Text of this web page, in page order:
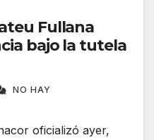
Fullana
bajo la tutela
NO HAY
oficializó ayer,